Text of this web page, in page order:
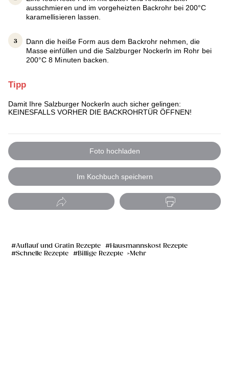
ausschmieren und im vorgeheizten Backrohr bei 200°C
karamellisieren lassen.
Dann die heiße Form aus dem Backrohr nehmen, die
Masse einfüllen und die Salzburger Nockerln im Rohr bei
200°C 8 Minuten backen.
Tipp
Damit Ihre Salzburger Nockerln auch sicher gelingen:
KEINESFALLS VORHER DIE BACKROHRTÜR ÖFFNEN!
Foto hochladen
Im Kochbuch speichern
Auflauf und Gratin Rezepte
Hausmannskost Rezepte
Schnelle Rezepte
Billige Rezepte Mehr